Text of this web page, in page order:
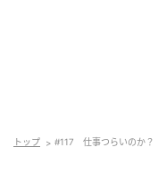
トップ #117 仕事つらいのか？